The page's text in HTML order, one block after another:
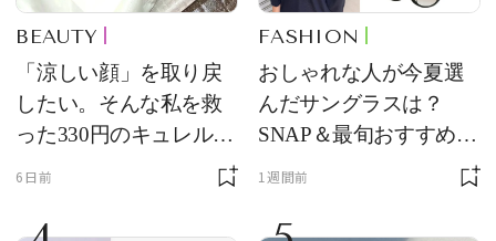
BEAUTY
「涼しい顔」を取り戻
したい。そんな私を救
った330円のキュレル名
6日前
FASHION
おしゃれな人が今夏選
んだサングラスは？
SNAP＆最旬おすすめサ
1週間前